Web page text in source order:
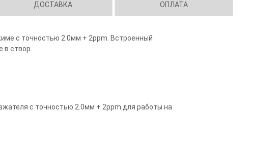
ДОСТАВКА ОПЛАТА
с точностью 2.0мм + 2ppm. Встроенный
в створ.
с точностью 2.0мм + 2ppm для работы на